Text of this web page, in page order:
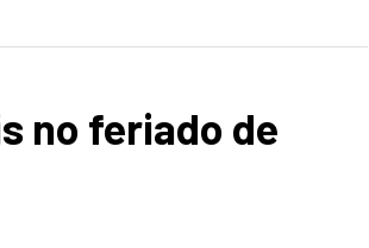
no feriado de